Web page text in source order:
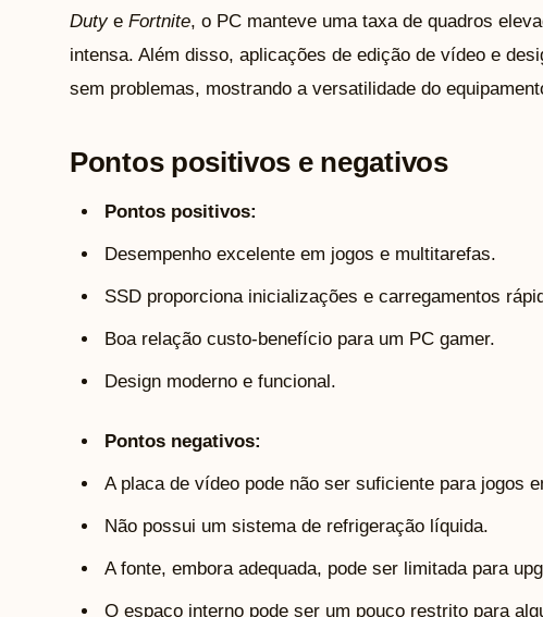
Dutye Fortnite, o PC manteve uma taxa de quadros
intensa. Além disso, aplicações de edição de vídeo e
sem problemas, mostrando a versatilidade do
Pontos positivos e negativos
Pontos positivos:
Desempenho excelente em jogos e multitarefas.
SSD proporciona inicializações e carregamentos
Boa relação custo-benefício para um PC gamer.
Design moderno e funcional.
Pontos negativos:
A placa de vídeo pode não ser suficiente para jogos
Não possui um sistema de refrigeração líquida.
A fonte, embora adequada, pode ser limitada para
O espaço interno pode ser um pouco restrito para